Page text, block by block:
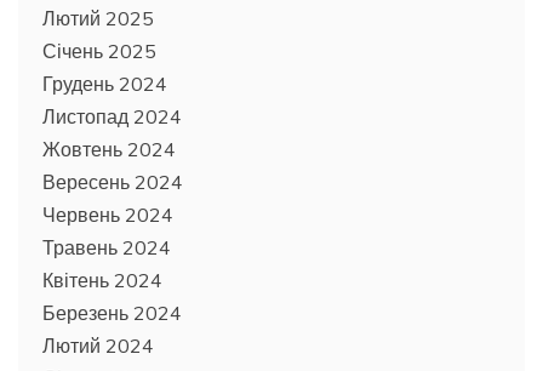
Лютий 2025
Січень 2025
Грудень 2024
Листопад 2024
Жовтень 2024
Вересень 2024
Червень 2024
Травень 2024
Квітень 2024
Березень 2024
Лютий 2024